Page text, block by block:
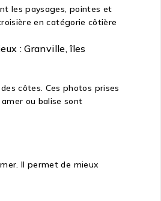
les paysages, pointes et
en catégorie côtière
: Granville, îles
côtes. Ces photos prises
ou balise sont
Il permet de mieux